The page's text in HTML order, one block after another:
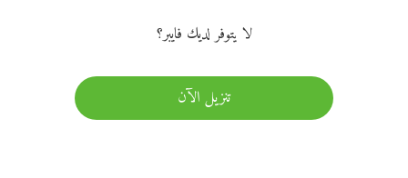
لا يتوفر لديك فايبر؟
تنزيل الآن